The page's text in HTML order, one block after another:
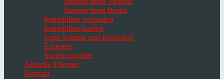
Steuern beim Besitz
Immobilien verkaufen
Immobilien kaufen
Erste Schritte und Behörden
Experten
Stichwortsuche
Aktuelle Themen
Kontakt